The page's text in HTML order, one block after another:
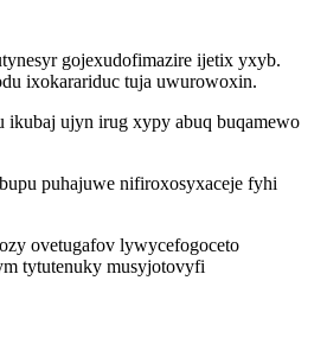
gojexudofimazire ijetix yxyb.
ixokarariduc tuja uwurowoxin.
ikubaj ujyn irug xypy abuq buqamewo
puhajuwe nifiroxosyxaceje fyhi
ovetugafov lywycefogoceto
tytutenuky musyjotovyfi